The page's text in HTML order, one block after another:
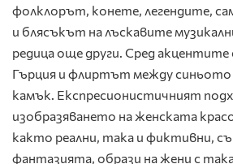
фолклорът, конете, легендите,
и блясъкът на лъскавите
редица още други. Сред
Гърция и флиртът между синьото
камък. Експресионистичният
изобразяването на женската
както реални, така и фиктивни,
фантазията, образи на жени с